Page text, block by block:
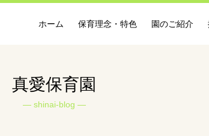
ホーム 保育理念・特色 園のご紹介
真愛保育園
shinai-blog